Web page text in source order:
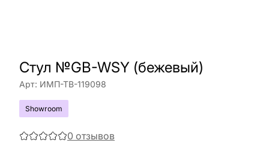
Стул №GB-WSY (бежевый)
Арт: ИМП-ТВ-119098
Showroom
0 отзывов